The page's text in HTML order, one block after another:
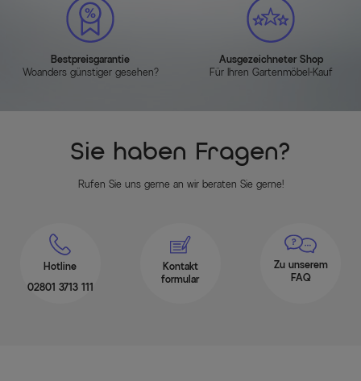
Bestpreisgarantie
Woanders günstiger gesehen?
Ausgezeichneter Shop
Für Ihren Gartenmöbel-Kauf
Sie haben Fragen?
Rufen Sie uns gerne an wir beraten Sie gerne!
Hotline
02801 3713 111
Kontakt
formular
Zu unserem
FAQ